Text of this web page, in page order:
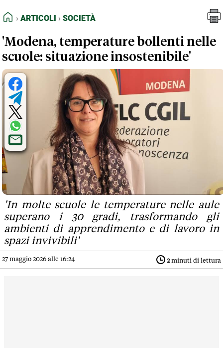
FEED RSS
NORMATIVE DEONTOLOGICHE
TERMINI e CONDIZIONI
HOME
ARTICOLI SOCIETÀ
'Modena, temperature bollenti nelle
scuole: situazione insostenibile'
'In molte scuole le temperature nelle aule
superano i 30 gradi, trasformando gli
ambienti di apprendimento e di lavoro in
spazi invivibili'
27 maggio 2026 alle 16:24 2minuti di lettura